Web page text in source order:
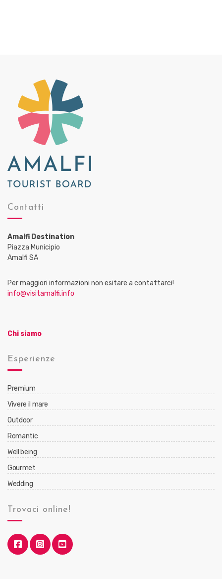
Contatti
Amalfi Destination
Piazza Municipio
Amalfi SA
Per maggiori informazioni non esitare a contattarci!
info@visitamalfi.info
Chi siamo
Esperienze
Premium
Vivere il mare
Outdoor
Romantic
Well being
Gourmet
Wedding
Trovaci online!